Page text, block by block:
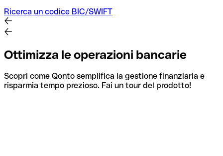
Ricerca un codice BIC/SWIFT
Ottimizza le operazioni bancarie
Scopri come Qonto semplifica la gestione finanziaria e
risparmia tempo prezioso. Fai un tour del prodotto!